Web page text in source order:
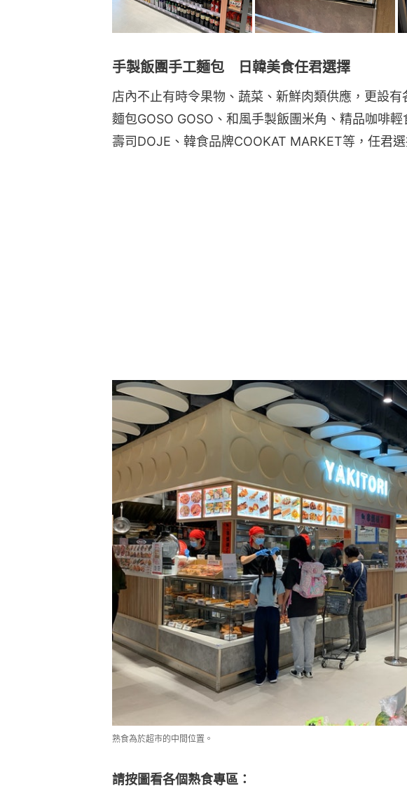
手製飯團手工麵包 日韓美食任君選擇
店內不止有時令果物、蔬菜、新鮮肉類供應，更設
麵包GOSO GOSO、和風手製飯團米角、精品咖啡
壽司DOJE、韓食品牌COOKAT MARKET等，任君選
熟食為於超市的中間位置。
請按圖看各個熟食專區：